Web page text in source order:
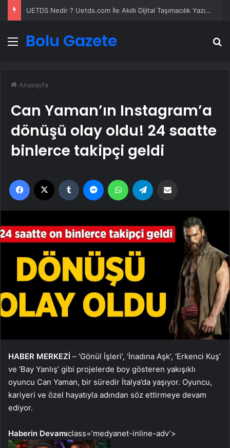
UETDS Nedir ? Uetds.com İle Akıllı Dijital Taşımacılık Yazılımı
Menü
Bolu Gazete
Anasayfa
Can Yaman’ın Instagram’a
dönüşü olay oldu! 24 saatte
binlerce takipçi geldi
Facebook Tumblr MessengerWhatsApp
HABER MERKEZİ – ‘Gönül İşleri’, ‘İnadına Aşk’, ‘Erkenci Kuş’
ve ‘Bay Yanlış’ gibi projelerde boy gösteren yakışıklı
oyuncu Can Yaman, bir süredir İtalya’da yaşıyor. Oyuncu,
kariyeri ve özel hayatıyla adından söz ettirmeye devam
ediyor.
Haberin Devamıclass=’medyanet-inline-adv’>